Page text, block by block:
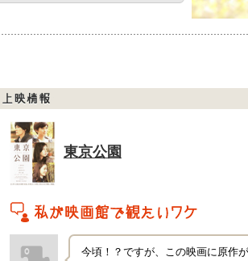
上映情報
東京公園
私がこの作品を映画館で観たいワケ
今頃！？ですが、この映画に原作
ご